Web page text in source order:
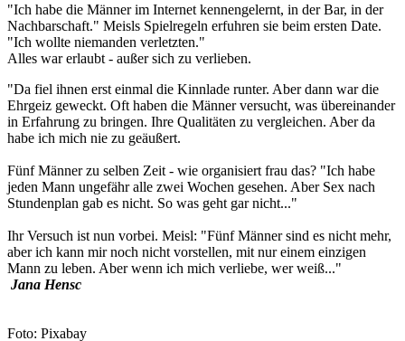
"Ich habe die Männer im Internet kennengelernt, in der Bar, in der
Nachbarschaft." Meisls Spielregeln erfuhren sie beim ersten Date.
"Ich wollte niemanden verletzten."
Alles war erlaubt - außer sich zu verlieben.
"Da fiel ihnen erst einmal die Kinnlade runter. Aber dann war die
Ehrgeiz geweckt. Oft haben die Männer versucht, was übereinander
in Erfahrung zu bringen. Ihre Qualitäten zu vergleichen. Aber da
habe ich mich nie zu geäußert.
Fünf Männer zu selben Zeit - wie organisiert frau das? "Ich habe
jeden Mann ungefähr alle zwei Wochen gesehen. Aber Sex nach
Stundenplan gab es nicht. So was geht gar nicht..."
Ihr Versuch ist nun vorbei. Meisl: "Fünf Männer sind es nicht mehr,
aber ich kann mir noch nicht vorstellen, mit nur einem einzigen
Mann zu leben. Aber wenn ich mich verliebe, wer weiß..."
Jana Hensc
Foto: Pixabay